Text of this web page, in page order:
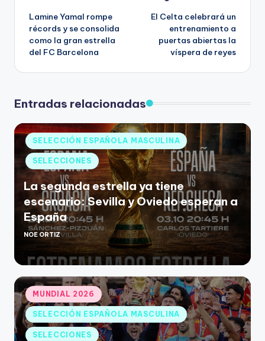
Lamine Yamal rompe
récords y se consolida
como la gran estrella
del FC Barcelona
El Celta celebrará un
entrenamiento a
puertas abiertas la
víspera de reyes
Entradas relacionadas
SELECCIÓN ESPAÑOLA MASCULINA
SELECCIONES
La segunda estrella ya tiene
escenario: Sevilla y Oviedo esperan a
España
NOE ORTIZ
MUNDIAL 2026
SELECCIÓN ESPAÑOLA MASCULINA
SELECCIONES